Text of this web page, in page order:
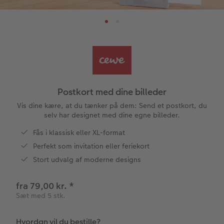
Papirtyper og omslag
Inspiration
Bedst i test
Gratis fotolagring
CEWE FOTOBOG Color pop
Art prints
Forstørrelse på fotopapir
Fotoklistermærker
Tilbehør
Engangskamera print
Billede i ramme
Billede på aluminiumsplade
Billede på akrylglas
Billede på træ
Fotoplakat med kort
Dekoration
Fotomagneter
Art prints
Fyld-selv gaveæske
Hvordan fungerer det?
Invitationer
Design selv
Fotokort
Foldekort
Postkort
Aftalekalender
Inspiration
Gratis fotolagring
Gaveindpakning
Tilbehør
Postkort med dine billeder
Vis dine kære, at du tænker på dem: Send et postkort, du
selv har designet med dine egne billeder.
Fås i klassisk eller XL-format
Perfekt som invitation eller feriekort
Stort udvalg af moderne designs
fra 79,00 kr. *
Sæt med 5 stk.